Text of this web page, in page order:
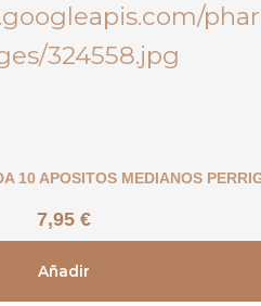
10 APOSITOS MEDIANOS
7,95 €
Añadir